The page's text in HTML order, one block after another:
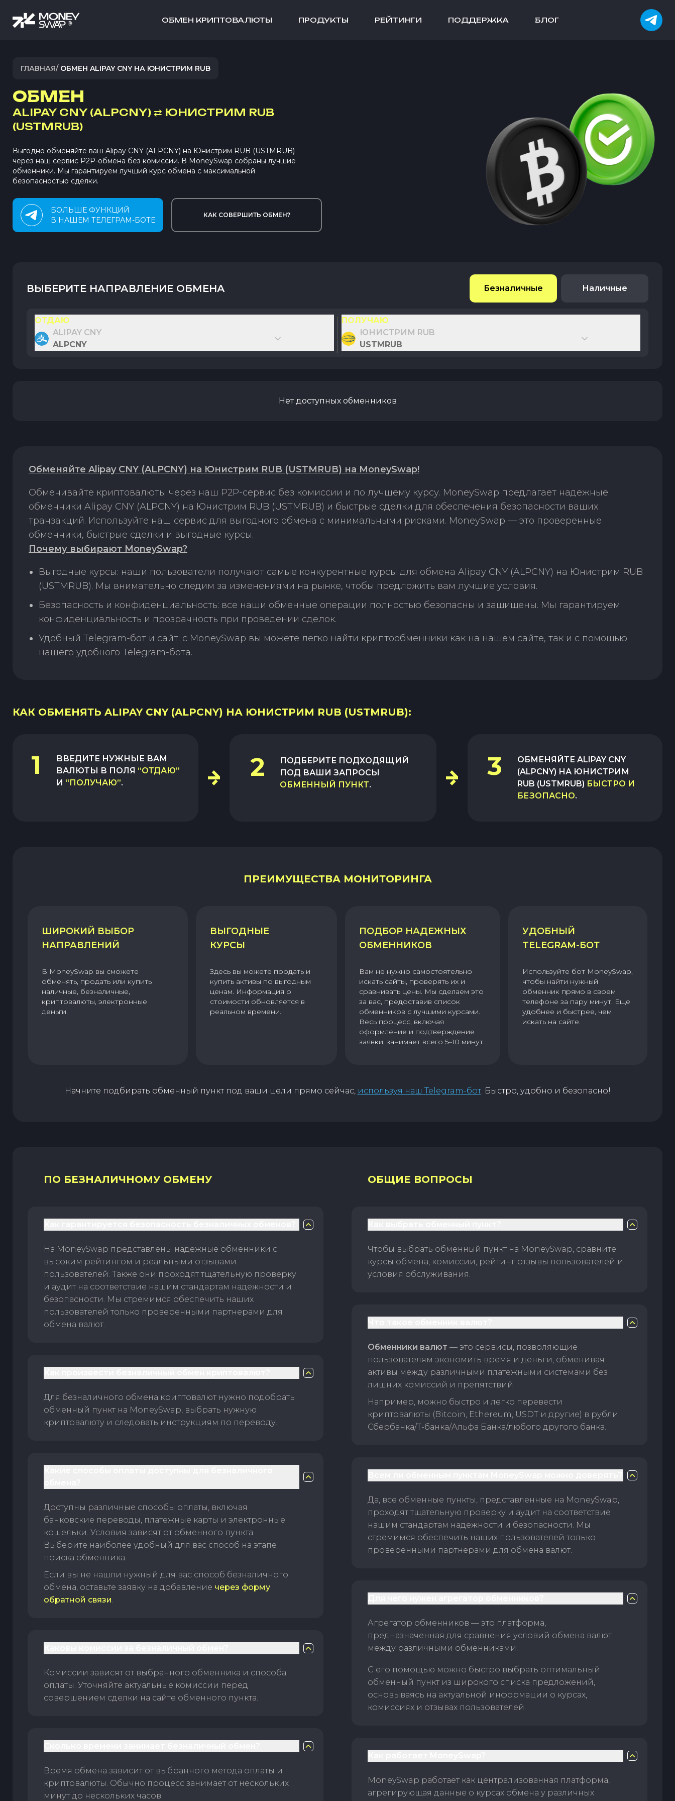
ОБМЕН КРИПТОВАЛЮТЫ ПРОДУКТЫ РЕЙТИНГИ ПОДДЕРЖКА БЛОГ
ГЛАВНАЯ/ ОБМЕН ALIPAY CNY НА ЮНИСТРИМ RUB
ОБМЕН
ALIPAY CNY (ALPCNY) ⇄ ЮНИСТРИМ RUB
(USTMRUB)
Выгодно обменяйте ваш Alipay CNY (ALPCNY) на Юнистрим RUB (USTMRUB)
через наш сервис P2P-обмена без комиссии. В MoneySwap собраны лучшие
обменники. Мы гарантируем лучший курс обмена с максимальной
безопасностью сделки.
БОЛЬШЕ ФУНКЦИЙ
В НАШЕМ ТЕЛЕГРАМ-БОТЕ
КАК СОВЕРШИТЬ ОБМЕН?
ВЫБЕРИТЕ НАПРАВЛЕНИЕ ОБМЕНА Безналичные Наличные
ОТДАЮ
ALIPAY CNY
ALPCNY
ПОЛУЧАЮ
ЮНИСТРИМ RUB
USTMRUB
Нет доступных обменников
Обменяйте Alipay CNY (ALPCNY) на Юнистрим RUB (USTMRUB) на MoneySwap!
Обменивайте криптовалюты через наш P2P-сервис без комиссии и по лучшему курсу. MoneySwap предлагает надежные
обменники Alipay CNY (ALPCNY) на Юнистрим RUB (USTMRUB) и быстрые сделки для обеспечения безопасности ваших
транзакций. Используйте наш сервис для выгодного обмена с минимальными рисками. MoneySwap — это проверенные
обменники, быстрые сделки и выгодные курсы.
Почему выбирают MoneySwap?
Выгодные курсы: наши пользователи получают самые конкурентные курсы для обмена Alipay CNY (ALPCNY) на Юнистрим RUB
(USTMRUB). Мы внимательно следим за изменениями на рынке, чтобы предложить вам лучшие условия.
Безопасность и конфиденциальность: все наши обменные операции полностью безопасны и защищены. Мы гарантируем
конфиденциальность и прозрачность при проведении сделок.
Удобный Telegram-бот и сайт: с MoneySwap вы можете легко найти криптообменники как на нашем сайте, так и с помощью
нашего удобного Telegram-бота.
КАК ОБМЕНЯТЬ ALIPAY CNY (ALPCNY) НА ЮНИСТРИМ RUB (USTMRUB):
1
ВВЕДИТЕ НУЖНЫЕ ВАМ
ВАЛЮТЫ В ПОЛЯ “ОТДАЮ”
И “ПОЛУЧАЮ”.
2
ПОДБЕРИТЕ ПОДХОДЯЩИЙ
ПОД ВАШИ ЗАПРОСЫ
ОБМЕННЫЙ ПУНКТ.
3 ОБМЕНЯЙТЕALIPAY CNY
(ALPCNY) НА ЮНИСТРИМ
RUB (USTMRUB) БЫСТРО И
БЕЗОПАСНО.
ПРЕИМУЩЕСТВА МОНИТОРИНГА
ШИРОКИЙ ВЫБОР
НАПРАВЛЕНИЙ
В MoneySwap вы сможете
обменять, продать или купить
наличные, безналичные,
криптовалюты, электронные
деньги.
ВЫГОДНЫЕ
КУРСЫ
Здесь вы можете продать и
купить активы по выгодным
ценам. Информация о
стоимости обновляется в
реальном времени.
ПОДБОР НАДЕЖНЫХ
ОБМЕННИКОВ
Вам не нужно самостоятельно
искать сайты, проверять их и
сравнивать цены. Мы сделаем это
за вас, предоставив список
обменников с лучшими курсами.
Весь процесс, включая
оформление и подтверждение
заявки, занимает всего 5–10 минут.
УДОБНЫЙ
TELEGRAM-БОТ
Используйте бот MoneySwap,
чтобы найти нужный
обменник прямо в своем
телефоне за пару минут. Еще
удобнее и быстрее, чем
искать на сайте.
Начните подбирать обменный пункт под ваши цели прямо сейчас, используя наш Telegram-бот. Быстро, удобно и безопасно!
ПО БЕЗНАЛИЧНОМУ ОБМЕНУ
На MoneySwap представлены надежные обменники с
высоким рейтингом и реальными отзывами
пользователей. Также они проходят тщательную проверку
и аудит на соответствие нашим стандартам надежности и
безопасности. Мы стремимся обеспечить наших
пользователей только проверенными партнерами для
обмена валют.
Для безналичного обмена криптовалют нужно подобрать
обменный пункт на MoneySwap, выбрать нужную
криптовалюту и следовать инструкциям по переводу.
Доступны различные способы оплаты, включая
банковские переводы, платежные карты и электронные
кошельки. Условия зависят от обменного пункта.
Выберите наиболее удобный для вас способ на этапе
поиска обменника.
Если вы не нашли нужный для вас способ безналичного
обмена, оставьте заявку на добавление через форму
обратной связи
Комиссии зависят от выбранного обменника и способа
оплаты. Уточняйте актуальные комиссии перед
совершением сделки на сайте обменного пункта.
Время обмена зависит от выбранного метода оплаты и
криптовалюты. Обычно процесс занимает от нескольких
минут до нескольких часов.
ОБЩИЕ ВОПРОСЫ
Чтобы выбрать обменный пункт на MoneySwap, сравните
курсы обмена, комиссии, рейтинг отзывы пользователей и
условия обслуживания.
Обменники валют — это сервисы, позволяющие
пользователям экономить время и деньги, обменивая
активы между различными платежными системами без
лишних комиссий и препятствий.
Например, можно быстро и легко перевести
криптовалюты (Bitcoin, Ethereum, USDT и другие) в рубли
Сбербанка/Т-банка/Альфа Банка/любого другого банка.
Да, все обменные пункты, представленные на MoneySwap,
проходят тщательную проверку и аудит на соответствие
нашим стандартам надежности и безопасности. Мы
стремимся обеспечить наших пользователей только
проверенными партнерами для обмена валют.
Агрегатор обменников — это платформа,
предназначенная для сравнения условий обмена валют
между различными обменниками.
С его помощью можно быстро выбрать оптимальный
обменный пункт из широкого списка предложений,
основываясь на актуальной информации о курсах,
комиссиях и отзывах пользователей.
MoneySwap работает как централизованная платформа,
агрегирующая данные о курсах обмена у различных